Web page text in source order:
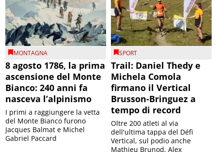
MONTAGNA
8 agosto 1786, la prima
ascensione del Monte
Bianco: 240 anni fa
nasceva l’alpinismo
I primi a raggiungere la vetta
del Monte Bianco furono
Jacques Balmat e Michel
Gabriel Paccard
SPORT
Trail: Daniel Thedy e
Michela Comola
firmano il Vertical
Brusson-Bringuez a
tempo di record
Oltre 200 atleti al via
dell'ultima tappa del Défì
Vertical, sul podio anche
Mathieu Brunod, Alex